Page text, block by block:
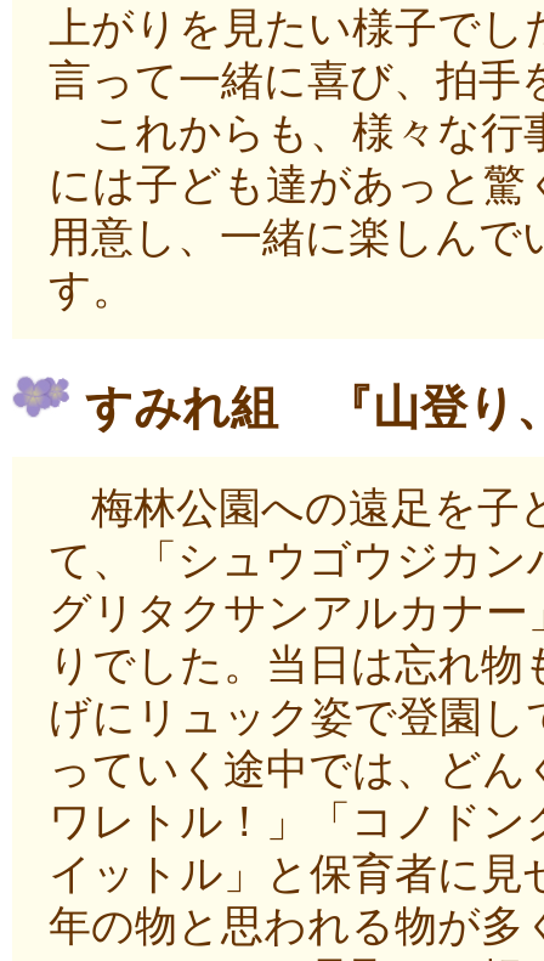
上がりを見たい様子で
言って一緒に喜び、拍手
これからも、様々な行
には子ども達があっと
用意し、一緒に楽しん
す。
すみれ組 『山登り
梅林公園への遠足を子
て、「シュウゴウジカ
グリタクサンアルカナ
りでした。当日は忘れ
げにリュック姿で登園
っていく途中では、ど
ワレトル！」「コノド
イットル」と保育者に
年の物と思われる物が多